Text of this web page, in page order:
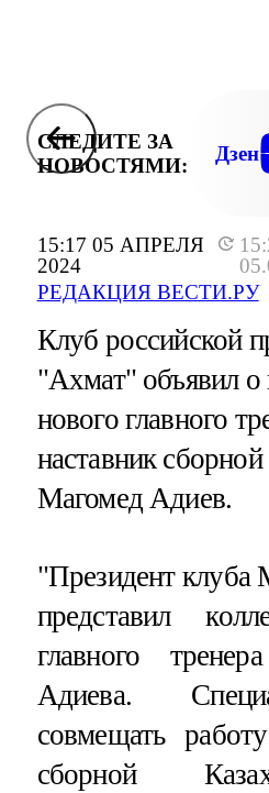
15:17 05 АПРЕЛЯ
2024
РЕДАКЦИЯ ВЕСТИ.РУ
СЛЕДИТЕ ЗА
НОВОСТЯМИ:
Дзен
Клуб российской
"Ахмат" объявил о
нового главного
наставник сборной
Магомед Адиев.
"Президент клуба
представил
главного
Адиева.
совмещать
сборной